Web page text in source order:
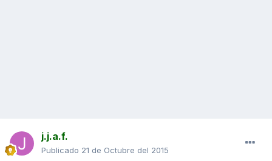
j.j.a.f.
Publicado 21 de Octubre del 2015